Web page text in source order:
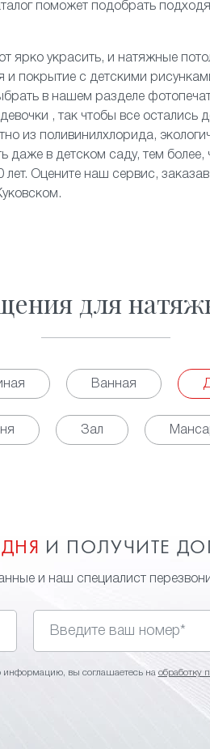
поможет подобрать
ярко украсить, и натяжные
и покрытие с детскими
в нашем разделе
, так чтобы все остались
из поливинилхлорида,
даже в детском саду, тем более,
Оцените наш сервис,
для
Ванная
Зал
И ПОЛУЧИТЕ
и наш специалист
информацию, вы соглашаетесь на обработку